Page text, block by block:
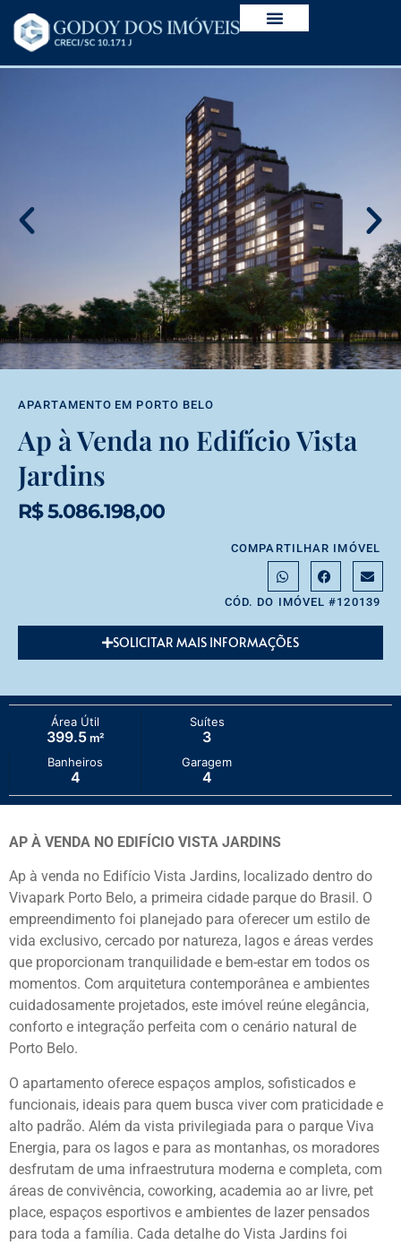
APARTAMENTO EM PORTO BELO
Ap à Venda no Edifício Vista
Jardins
R$ 5.086.198,00
COMPARTILHAR IMÓVEL
CÓD. DO IMÓVEL #120139
SOLICITAR MAIS INFORMAÇÕES
Área Útil
399.5m²
Suítes
3
Banheiros
4
Garagem
4
AP À VENDA NO EDIFÍCIO VISTA JARDINS
Ap à venda no Edifício Vista Jardins, localizado dentro do
Vivapark Porto Belo, a primeira cidade parque do Brasil. O
empreendimento foi planejado para oferecer um estilo de
vida exclusivo, cercado por natureza, lagos e áreas verdes
que proporcionam tranquilidade e bem-estar em todos os
momentos. Com arquitetura contemporânea e ambientes
cuidadosamente projetados, este imóvel reúne elegância,
conforto e integração perfeita com o cenário natural de
Porto Belo.
O apartamento oferece espaços amplos, sofisticados e
funcionais, ideais para quem busca viver com praticidade e
alto padrão. Além da vista privilegiada para o parque Viva
Energia, para os lagos e para as montanhas, os moradores
desfrutam de uma infraestrutura moderna e completa, com
áreas de convivência, coworking, academia ao ar livre, pet
place, espaços esportivos e ambientes de lazer pensados
para toda a família. Cada detalhe do Vista Jardins foi